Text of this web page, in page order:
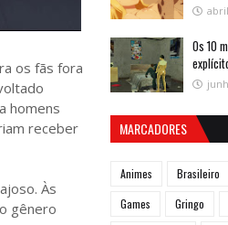
os fãs fora
homens
receber
Às
gênero
Os 10
MARCADORES
Animes Brasileiro
Games
Gringo